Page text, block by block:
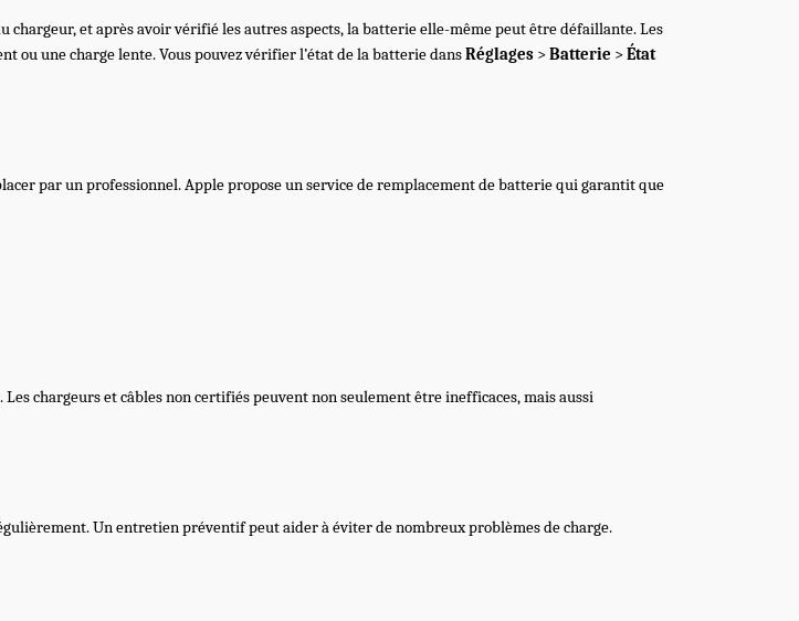
chargeur, et après avoir vérifié les autres aspects, la batterie elle-même peut être défaillante. Les
ou une charge lente. Vous pouvez vérifier l’état de la batterie dansRéglages >Batterie >État
par un professionnel. Apple propose un service de remplacement de batterie qui garantit que
chargeurs et câbles non certifiés peuvent non seulement être inefficaces, mais aussi
Un entretien préventif peut aider à éviter de nombreux problèmes de charge.